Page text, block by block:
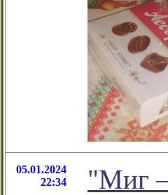
05.01.2024
22:34
"Миг